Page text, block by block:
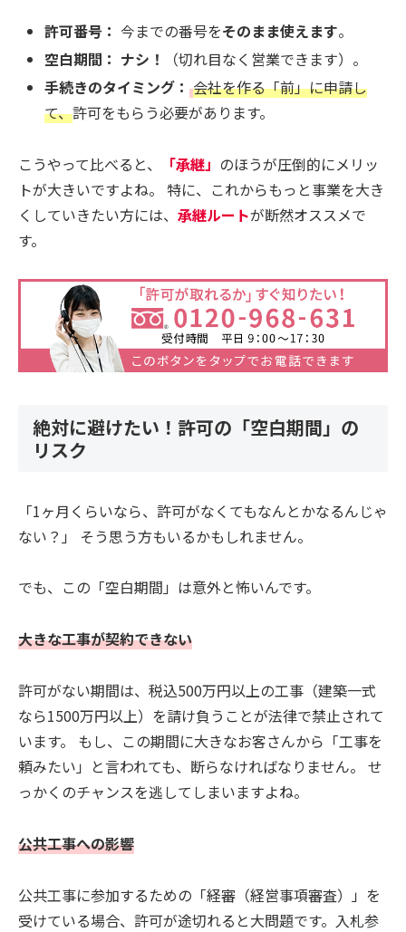
許可番号： 今までの番号をそのまま使えます。
空白期間： ナシ！
（切れ目なく営業できます）。
手続きのタイミング：会社を作る「前」に申請し
て、許可をもらう必要があります。
こうやって比べると、 「承継」 のほうが圧倒的にメリッ
トが大きいですよね。 特に、これからもっと事業を大き
くしていきたい方には、 承継ルートが断然オススメで
す。
絶対に避けたい！許可の「空白期間」の
リスク
「1ヶ月くらいなら、許可がなくてもなんとかなるんじゃ
ない？」 そう思う方もいるかもしれません。
でも、この「空白期間」は意外と怖いんです。
大きな工事が契約できない
許可がない期間は、税込500万円以上の工事（建築一式
なら1500万円以上）を請け負うことが法律で禁止されて
います。 もし、この期間に大きなお客さんから「工事を
頼みたい」と言われても、断らなければなりません。 せ
っかくのチャンスを逃してしまいますよね。
公共工事への影響
公共工事に参加するための「経審（経営事項審査）」を
受けている場合、許可が途切れると大問題です。入札参